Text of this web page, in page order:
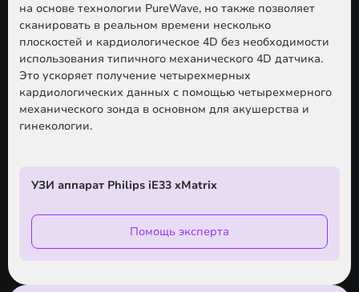
на основе технологии PureWave, но также позволяет
сканировать в реальном времени несколько
плоскостей и кардиологическое 4D без необходимости
использования типичного механического 4D датчика.
Это ускоряет получение четырехмерных
кардиологических данных с помощью четырехмерного
механического зонда в основном для акушерства и
гинекологии.
УЗИ аппарат Philips iE33 xMatrix
Помощь эксперта